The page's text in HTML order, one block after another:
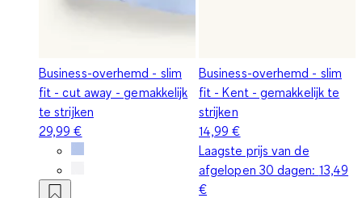
Business-overhemd - slim
fit - cut away - gemakkelijk
te strijken
29,99 €
Business-overhemd - slim
fit - Kent - gemakkelijk te
strijken
14,99 €
Laagste prijs van de
afgelopen 30 dagen: 13,49
€